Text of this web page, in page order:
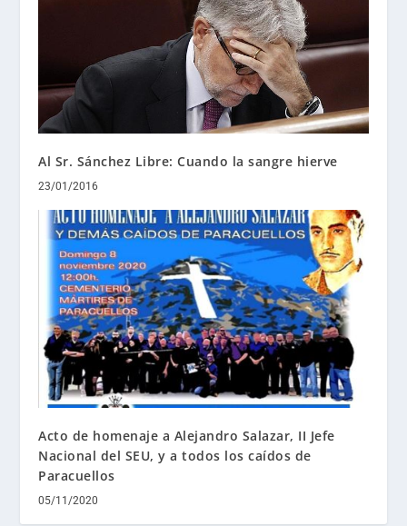
Al Sr. Sánchez Libre: Cuando la sangre hierve
23/01/2016
Acto de homenaje a Alejandro Salazar, II Jefe
Nacional del SEU, y a todos los caídos de
Paracuellos
05/11/2020